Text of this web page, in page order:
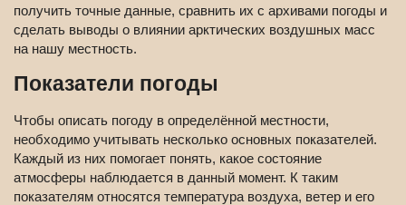
получить точные данные, сравнить их с архивами погоды и
сделать выводы о влиянии арктических воздушных масс
на нашу местность.
Показатели погоды
Чтобы описать погоду в определённой местности,
необходимо учитывать несколько основных показателей.
Каждый из них помогает понять, какое состояние
атмосферы наблюдается в данный момент. К таким
показателям относятся температура воздуха, ветер и его